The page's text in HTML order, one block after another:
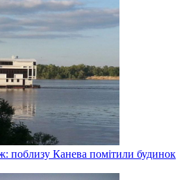
поблизу Канева помітили будинок